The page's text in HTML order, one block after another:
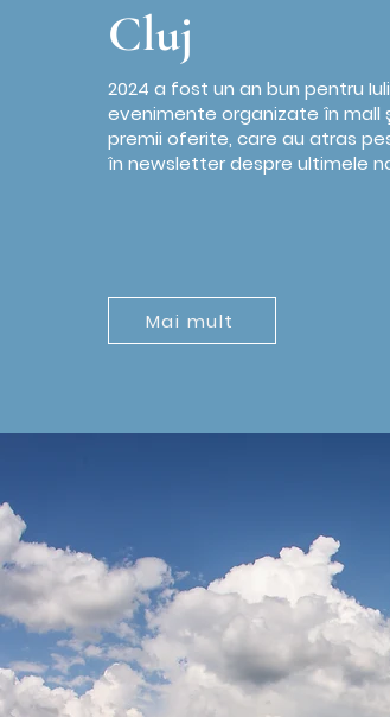
Cluj
2024 a fost un an bun pentru
evenimente organizate în mall
premii oferite, care au atras
în newsletter despre ultimele
Mai mult